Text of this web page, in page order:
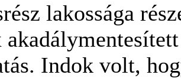
lakossága
Indok volt,